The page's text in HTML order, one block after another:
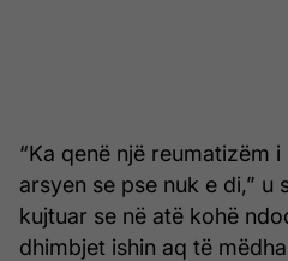
“Ka qenë një reumatizëm
arsyen se pse nuk e di,” u
kujtuar se në atë kohë
dhimbjet ishin aq të